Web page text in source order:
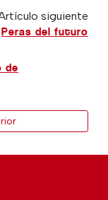
siguiente
Peras del futuro
de